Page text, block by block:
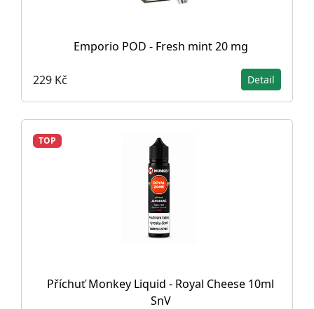
Emporio POD - Fresh mint 20 mg
229 Kč Detail
TOP
Příchuť Monkey Liquid - Royal Cheese 10ml
SnV